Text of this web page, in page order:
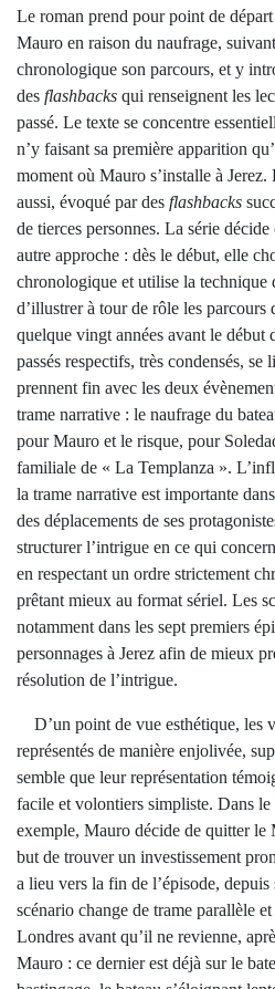
Le roman prend pour point de départ
Mauro en raison du naufrage,
chronologique son parcours, et y
des flashbacks qui renseignent les
passé. Le texte se concentre
n’y faisant sa première apparition
moment où Mauro s’installe à Jerez.
aussi, évoqué par des flashbacks
de tierces personnes. La série
autre approche : dès le début, elle
chronologique et utilise la technique
d’illustrer à tour de rôle les parcours
quelque vingt années avant le début
passés respectifs, très condensés,
prennent fin avec les deux
trame narrative : le naufrage du
pour Mauro et le risque, pour
familiale de « La Templanza ».
la trame narrative est importante
des déplacements de ses
structurer l’intrigue en ce qui
en respectant un ordre strictement
prêtant mieux au format sériel. Les
notamment dans les sept premiers
personnages à Jerez afin de mieux
résolution de l’intrigue.
D’un point de vue esthétique, les
représentés de manière enjolivée,
semble que leur représentation
facile et volontiers simpliste. Dans
exemple, Mauro décide de quitter le
but de trouver un investissement
a lieu vers la fin de l’épisode,
scénario change de trame parallèle
Londres avant qu’il ne revienne,
Mauro : ce dernier est déjà sur le